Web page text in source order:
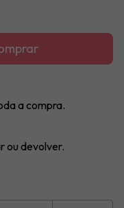
a compra.
ou devolver.